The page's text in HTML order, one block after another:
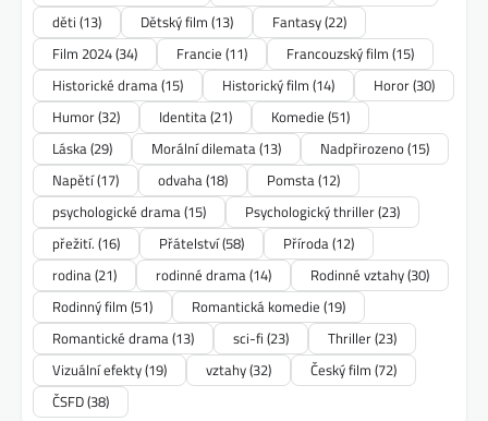
děti (13) Dětský film (13) Fantasy(22)
Film 2024(34) Francie (11) Francouzský film (15)
Historické drama(15) Historický film (14) Horor(30)
Humor(32) Identita(21) Komedie (51)
Láska(29) Morální dilemata(13) Nadpřirozeno(15)
Napětí(17) odvaha(18) Pomsta(12)
psychologické drama(15) Psychologický thriller(23)
přežití. (16) Přátelství(58) Příroda(12)
rodina(21) rodinné drama(14) Rodinné vztahy(30)
Rodinný film (51) Romantická komedie (19)
Romantické drama(13) sci-fi (23) Thriller(23)
Vizuální efekty(19) vztahy(32) Český film (72)
ČSFD(38)